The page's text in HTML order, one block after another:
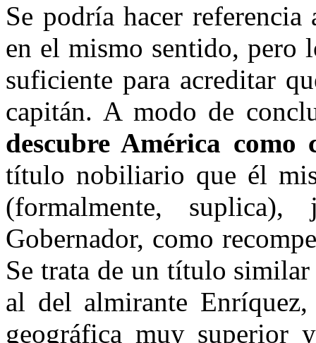
Se podría hacer
en el mismo sentido, pero
suficiente para acreditar
capitán. A modo de
descubre América
título nobiliario que él
(formalmente,
Gobernador, como
Se trata de un título
al del almirante
geográfica muy superior